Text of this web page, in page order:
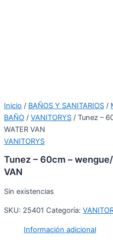
Inicio / BAÑOS Y SANITARIOS /
BAÑO / VANITORYS / Tunez –
WATER VAN
VANITORYS
Tunez – 60cm –
VAN
Sin existencias
SKU: 25401 Categoría:
Información adicional